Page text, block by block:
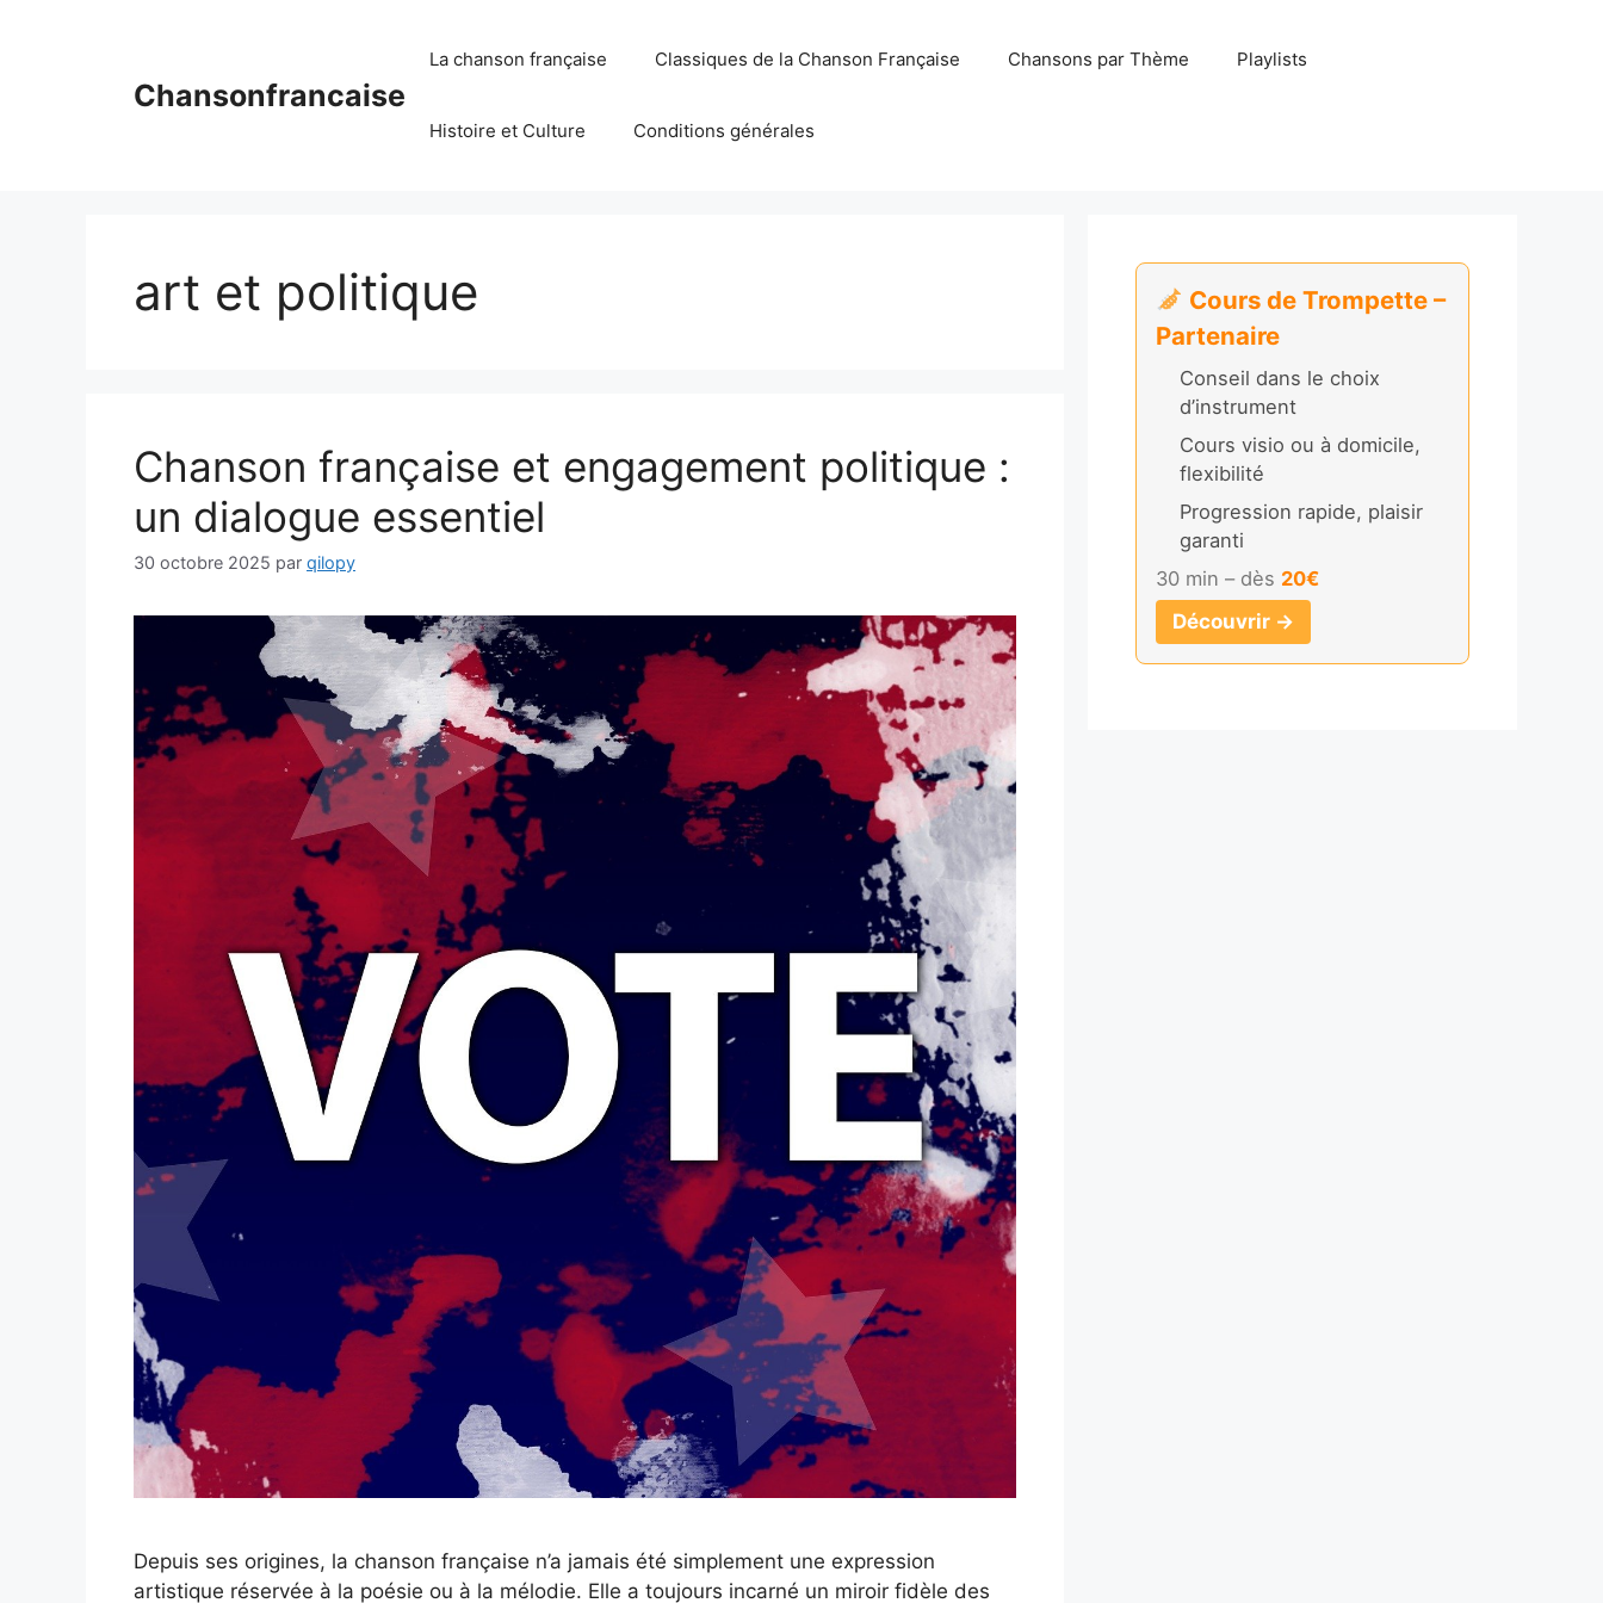
Chansonfrancaise
La chanson française Classiques de la Chanson Française Chansons par Thème Playlists
Histoire et Culture Conditions générales
art et politique
Chanson française et engagement politique :
un dialogue essentiel
30 octobre 2025 par qilopy
Depuis ses origines, la chanson française n’a jamais été simplement une expression
artistique réservée à la poésie ou à la mélodie. Elle a toujours incarné un miroir fidèle des
Cours de Trompette –
Partenaire
Conseil dans le choix
d’instrument
Cours visio ou à domicile,
flexibilité
Progression rapide, plaisir
garanti
30 min – dès 20€
Découvrir →